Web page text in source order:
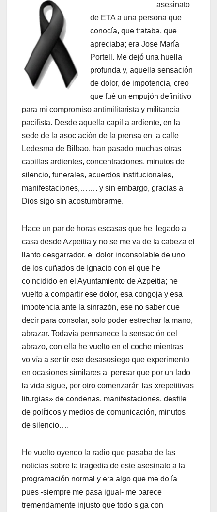
asesinato
de ETA a una persona que
conocí­a, que trataba, que
apreciaba; era Jose Marí­a
Portell. Me dejó una huella
profunda y, aquella sensación
de dolor, de impotencia, creo
que fué un empujón definitivo
para mi compromiso antimilitarista y militancia
pacifista. Desde aquella capilla ardiente, en la
sede de la asociación de la prensa en la calle
Ledesma de Bilbao, han pasado muchas otras
capillas ardientes, concentraciones, minutos de
silencio, funerales, acuerdos institucionales,
manifestaciones,……. y sin embargo, gracias a
Dios sigo sin acostumbrarme.
Hace un par de horas escasas que he llegado a
casa desde Azpeitia y no se me va de la cabeza el
llanto desgarrador, el dolor inconsolable de uno
de los cuñados de Ignacio con el que he
coincidido en el Ayuntamiento de Azpeitia; he
vuelto a compartir ese dolor, esa congoja y esa
impotencia ante la sinrazón, ese no saber que
decir para consolar, solo poder estrechar la mano,
abrazar. Todaví­a permanece la sensación del
abrazo, con ella he vuelto en el coche mientras
volví­a a sentir ese desasosiego que experimento
en ocasiones similares al pensar que por un lado
la vida sigue, por otro comenzarán las «repetitivas
liturgias» de condenas, manifestaciones, desfile
de polí­ticos y medios de comunicación, minutos
de silencio….
He vuelto oyendo la radio que pasaba de las
noticias sobre la tragedia de este asesinato a la
programación normal y era algo que me dolí­a
pues -siempre me pasa igual- me parece
tremendamente injusto que todo siga con